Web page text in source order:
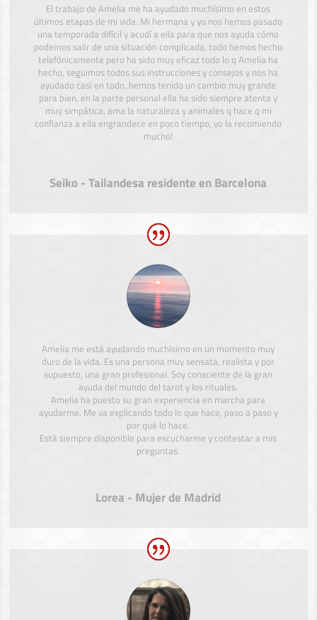
El trabajo de Amelia me ha ayudado muchísimo en estos
últimos etapas de mi vida. Mi hermana y yo nos hemos pasado
una temporada difícil y acudí a ella para que nos ayuda cómo
podemos salir de una situación complicada, todo hemos hecho
telefónicamente pero ha sido muy eficaz todo lo q Amelia ha
hecho, seguimos todos sus instrucciones y consejos y nos ha
ayudado casi en todo, hemos tenido un cambio muy grande
para bien, en la parte personal ella ha sido siempre atenta y
muy simpática, ama la naturaleza y animales q hace q mi
confianza a ella engrandece en poco tiempo, yo la recomiendo
mucho!
Seiko - Tailandesa residente en Barcelona
Amelia me está ayudando muchísimo en un momento muy
duro de la vida. Es una persona muy sensata, realista y por
supuesto, una gran profesional. Soy consciente de la gran
ayuda del mundo del tarot y los rituales.
Amelia ha puesto su gran experiencia en marcha para
ayudarme. Me va explicando todo lo que hace, paso a paso y
por qué lo hace.
Está siempre disponible para escucharme y contestar a mis
preguntas.
Lorea - Mujer de Madrid